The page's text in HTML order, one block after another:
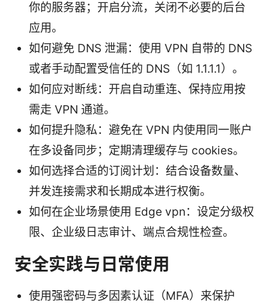
你的服务器；开启分流，关闭不必要的后台
应用。
如何避免 DNS 泄漏：使用 VPN 自带的 DNS
或者手动配置受信任的 DNS（如 1.1.1.1）。
如何应对断线：开启自动重连、保持应用按
需走 VPN 通道。
如何提升隐私：避免在 VPN 内使用同一账户
在多设备同步；定期清理缓存与 cookies。
如何选择合适的订阅计划：结合设备数量、
并发连接需求和长期成本进行权衡。
如何在企业场景使用 Edge vpn：设定分级权
限、企业级日志审计、端点合规性检查。
安全实践与日常使用
使用强密码与多因素认证（MFA）来保护